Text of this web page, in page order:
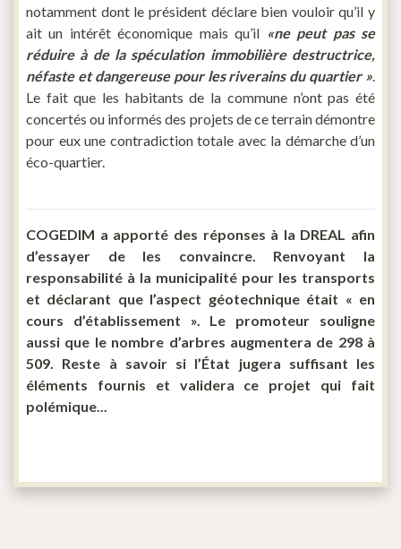
notamment dont le président déclare bien vouloir qu’il y
ait un intérêt économique mais qu’il «ne peut pas se
réduire à de la spéculation immobilière destructrice,
néfaste et dangereuse pour les riverains du quartier ».
Le fait que les habitants de la commune n’ont pas été
concertés ou informés des projets de ce terrain démontre
pour eux une contradiction totale avec la démarche d’un
éco-quartier.
COGEDIM a apporté des réponses à la DREAL afin
d’essayer de les convaincre. Renvoyant la
responsabilité à la municipalité pour les transports
et déclarant que l’aspect géotechnique était « en
cours d’établissement ». Le promoteur souligne
aussi que le nombre d’arbres augmentera de 298 à
509. Reste à savoir si l’État jugera suffisant les
éléments fournis et validera ce projet qui fait
polémique...